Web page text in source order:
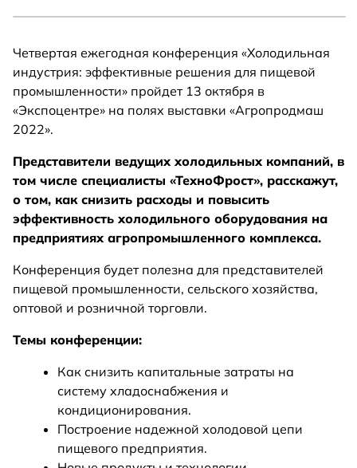
Четвертая ежегодная конференция «Холодильная
индустрия: эффективные решения для пищевой
промышленности» пройдет 13 октября в
«Экспоцентре» на полях выставки «Агропродмаш
2022».
Представители ведущих холодильных компаний, в
том числе специалисты «ТехноФрост», расскажут,
о том, как снизить расходы и повысить
эффективность холодильного оборудования на
предприятиях агропромышленного комплекса.
Конференция будет полезна для представителей
пищевой промышленности, сельского хозяйства,
оптовой и розничной торговли.
Темы конференции:
Как снизить капитальные затраты на
систему хладоснабжения и
кондиционирования.
Построение надежной холодовой цепи
пищевого предприятия.